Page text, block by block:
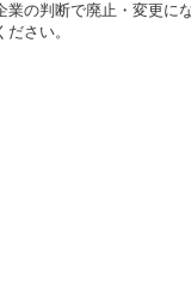
業の判断で廃止・変更に
さい。